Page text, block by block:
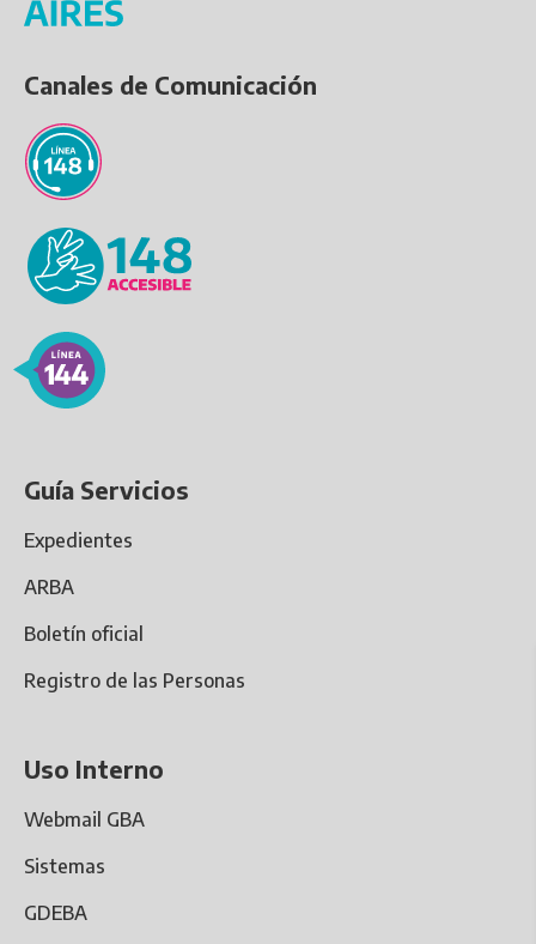
Canales de Comunicación
Guía Servicios
Expedientes
ARBA
Boletín oficial
Registro de las Personas
Uso Interno
Webmail GBA
Sistemas
GDEBA